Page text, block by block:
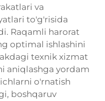
va
to'g'risida
Raqamli harorat
optimal ishlashini
texnik xizmat
aniqlashga yordam
o'rnatish
boshqaruv